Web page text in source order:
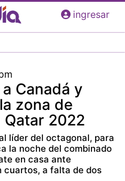
ingresar
Canadá y
zona de
2022
líder del octagonal, para
la noche del combinado
en casa ante
cuartos, a falta de dos